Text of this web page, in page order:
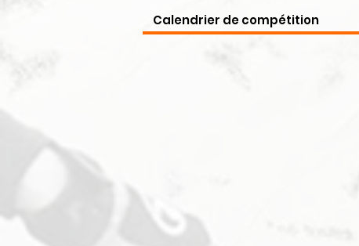
Calendrier de compétition